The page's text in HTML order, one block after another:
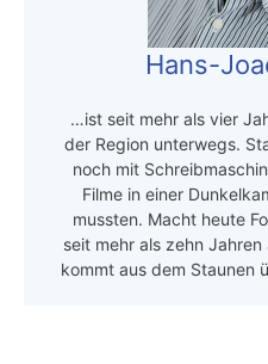
Hans-
…ist seit mehr als vier
der Region unterwegs.
noch mit
Filme in einer
mussten. Macht heute
seit mehr als zehn Jahren
kommt aus dem Staunen